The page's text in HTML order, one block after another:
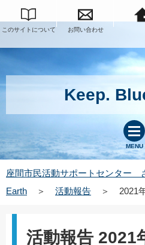
このサイトについて お問い合わせ
Keep.
MENU
座間市民活動サポートセンター
Earth
＞ 活動報告 ＞ 2021
活動報告 2021